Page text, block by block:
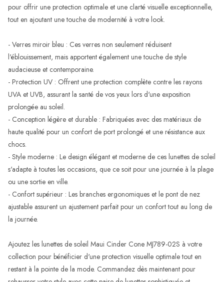
pour offrir une protection optimale et une clarté visuelle exceptionnelle,
tout en ajoutant une touche de modernité à votre look.
- Verres miroir bleu : Ces verres non seulement réduisent
l'éblouissement, mais apportent également une touche de style
audacieuse et contemporaine.
- Protection UV : Offrent une protection complète contre les rayons
UVA et UVB, assurant la santé de vos yeux lors d'une exposition
prolongée au soleil.
- Conception légère et durable : Fabriquées avec des matériaux de
haute qualité pour un confort de port prolongé et une résistance aux
chocs.
- Style moderne : Le design élégant et moderne de ces lunettes de soleil
s'adapte à toutes les occasions, que ce soit pour une journée à la plage
ou une sortie en ville.
- Confort supérieur : Les branches ergonomiques et le pont de nez
ajustable assurent un ajustement parfait pour un confort tout au long de
la journée.
Ajoutez les lunettes de soleil Maui Cinder Cone MJ789-02S à votre
collection pour bénéficier d'une protection visuelle optimale tout en
restant à la pointe de la mode. Commandez dès maintenant pour